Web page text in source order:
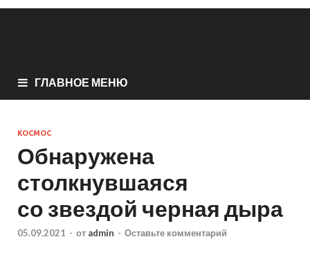
ГЛАВНОЕ МЕНЮ
КОСМОС
Обнаружена
столкнувшаяся
со звездой черная дыра
05.09.2021 - от admin - Оставьте комментарий